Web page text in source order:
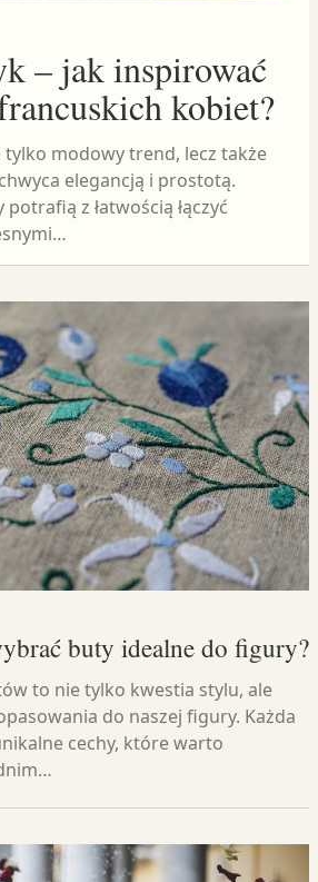
– jak inspirować
kobiet?
tylko modowy trend, lecz także
elegancją i prostotą.
z łatwością łączyć
buty idealne do figury?
to nie tylko kwestia stylu, ale
do naszej figury. Każda
cechy, które warto